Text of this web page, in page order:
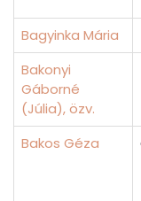
Bagyinka Mária
Bakonyi
Gáborné
(Júlia), özv.
Bakos Géza